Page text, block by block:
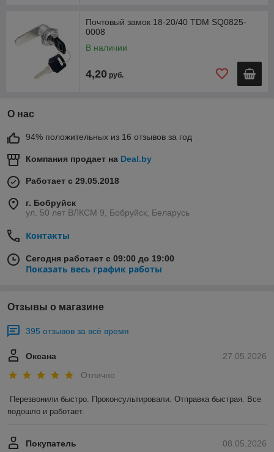
Почтовый замок 18-20/40 TDM SQ0825-
0008
В наличии
4,20 руб.
О нас
94% положительных из 16 отзывов за год
Компания продает на Deal.by
Работает с 29.05.2018
г. Бобруйск
ул. 50 лет ВЛКСМ 9, Бобруйск, Беларусь
Контакты
Сегодня работает с 09:00 до 19:00
Показать весь график работы
Отзывы о магазине
395 отзывов за всё время
27.05.2026
Оксана
Отлично
Перезвонили быстро. Проконсультировали. Отправка быстрая. Все
подошло и работает.
08.05.2026
Покупатель